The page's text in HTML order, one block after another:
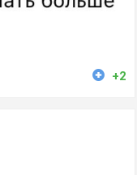
+2